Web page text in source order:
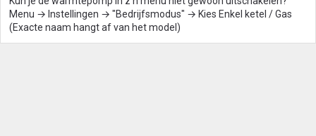
Menu → Instellingen → "Bedrijfsmodus" → Kies Enkel ketel / Gas
(Exacte naam hangt af van het model)